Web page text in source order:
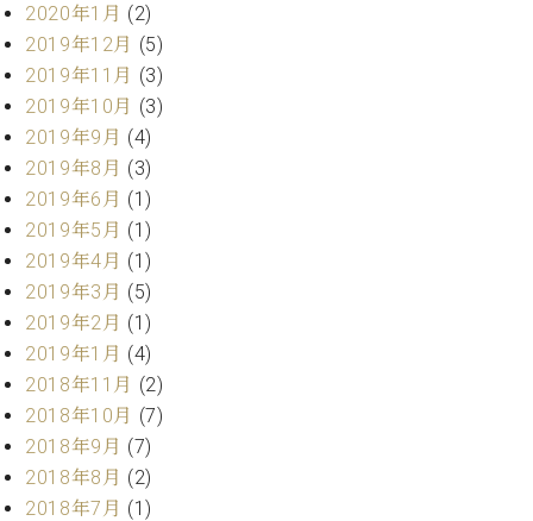
デ
ジ
タ
ル)
報
八
王
子
工
房
ロ
グ
ア
ク
セ
お
問
い
合
わ
せ
2020年1月 (2)
2019年12月 (5)
2019年11月 (3)
2019年10月 (3)
2019年9月 (4)
2019年8月 (3)
2019年6月 (1)
2019年5月 (1)
2019年4月 (1)
2019年3月 (5)
2019年2月 (1)
2019年1月 (4)
2018年11月 (2)
2018年10月 (7)
2018年9月 (7)
2018年8月 (2)
2018年7月 (1)